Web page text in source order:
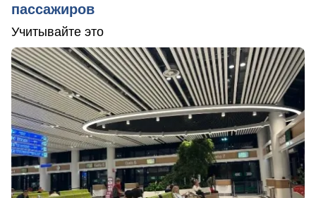
пассажиров
Учитывайте это